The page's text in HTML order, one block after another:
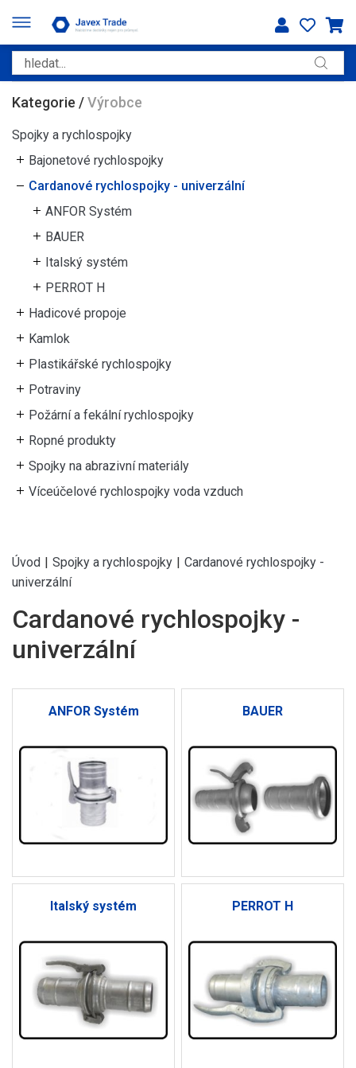
Kategorie /Výrobce
Spojky a rychlospojky
Bajonetové rychlospojky
Cardanové rychlospojky - univerzální
ANFOR Systém
BAUER
Italský systém
PERROT H
Hadicové propoje
Kamlok
Plastikářské rychlospojky
Potraviny
Požární a fekální rychlospojky
Ropné produkty
Spojky na abrazivní materiály
Víceúčelové rychlospojky voda vzduch
Úvod | Spojky a rychlospojky | Cardanové rychlospojky -
univerzální
Cardanové rychlospojky -
univerzální
ANFOR Systém BAUER
Italský systém PERROT H